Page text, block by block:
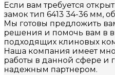
Если вам требуется
замок тип 6413 34-36 мм,
Мы готовы предложить
решения и помочь вам в
подходящих клиновых
Наша компания имеет
работы в данной сфере и
надежным партнером.